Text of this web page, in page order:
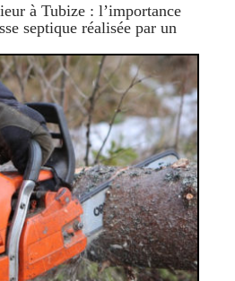
à Tubize : l’importance
septique réalisée par un